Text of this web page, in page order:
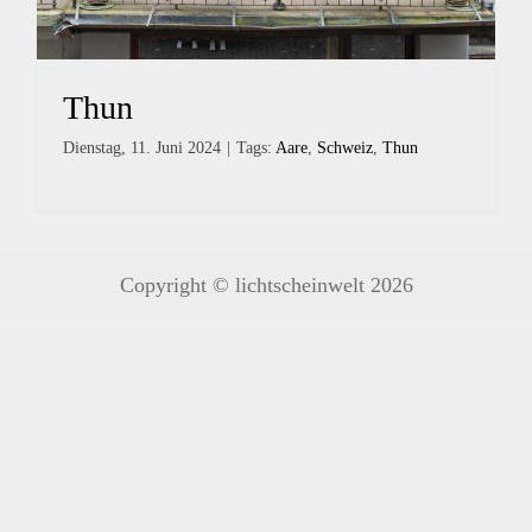
Thun
Dienstag, 11. Juni 2024 Tags: Aare, Schweiz, Thun
Copyright © lichtscheinwelt 2026